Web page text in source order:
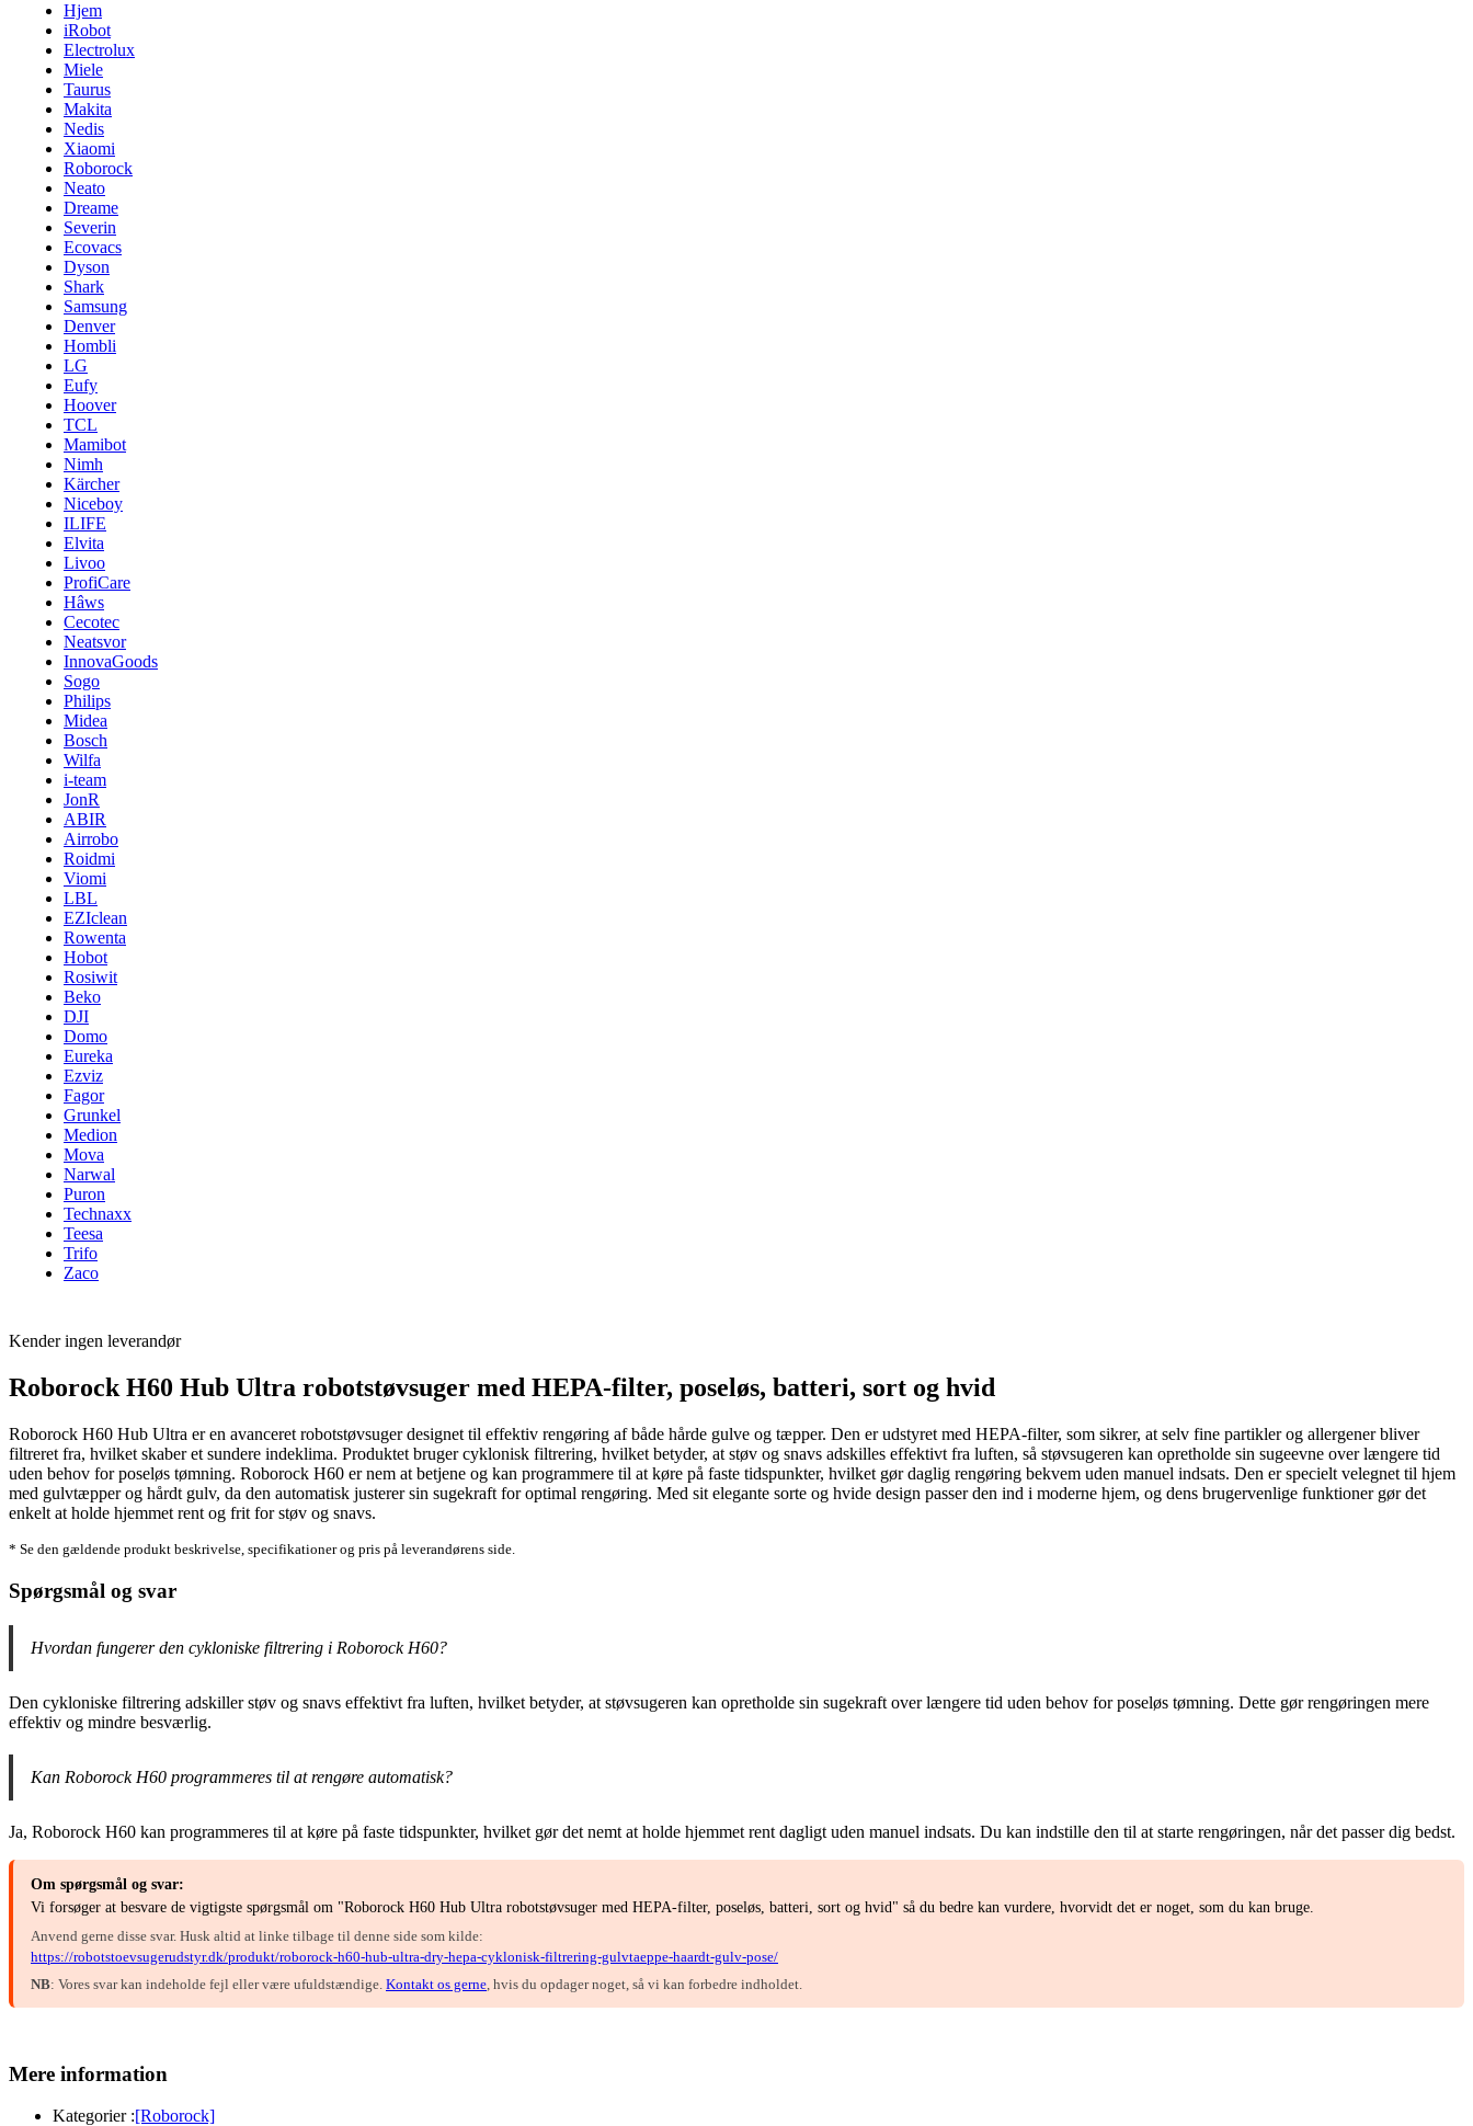
Hjem
iRobot
Electrolux
Miele
Taurus
Makita
Nedis
Xiaomi
Roborock
Neato
Dreame
Severin
Ecovacs
Dyson
Shark
Samsung
Denver
Hombli
LG
Eufy
Hoover
TCL
Mamibot
Nimh
Kärcher
Niceboy
ILIFE
Elvita
Livoo
ProfiCare
Hâws
Cecotec
Neatsvor
InnovaGoods
Sogo
Philips
Midea
Bosch
Wilfa
i-team
JonR
ABIR
Airrobo
Roidmi
Viomi
LBL
EZIclean
Rowenta
Hobot
Rosiwit
Beko
DJI
Domo
Eureka
Ezviz
Fagor
Grunkel
Medion
Mova
Narwal
Puron
Technaxx
Teesa
Trifo
Zaco
Kender ingen leverandør
Roborock H60 Hub Ultra robotstøvsuger med HEPA-filter, poseløs, batteri, sort og hvid
Roborock H60 Hub Ultra er en avanceret robotstøvsuger designet til effektiv rengøring af både hårde gulve og tæpper. Den er udstyret med HEPA-filter, som sikrer, at selv fine partikler og allergener bliver
filtreret fra, hvilket skaber et sundere indeklima. Produktet bruger cyklonisk filtrering, hvilket betyder, at støv og snavs adskilles effektivt fra luften, så støvsugeren kan opretholde sin sugeevne over længere tid
uden behov for poseløs tømning. Roborock H60 er nem at betjene og kan programmere til at køre på faste tidspunkter, hvilket gør daglig rengøring bekvem uden manuel indsats. Den er specielt velegnet til hjem
med gulvtæpper og hårdt gulv, da den automatisk justerer sin sugekraft for optimal rengøring. Med sit elegante sorte og hvide design passer den ind i moderne hjem, og dens brugervenlige funktioner gør det
enkelt at holde hjemmet rent og frit for støv og snavs.
* Se den gældende produkt beskrivelse, specifikationer og pris på leverandørens side.
Spørgsmål og svar
Hvordan fungerer den cykloniske filtrering i Roborock H60?
Den cykloniske filtrering adskiller støv og snavs effektivt fra luften, hvilket betyder, at støvsugeren kan opretholde sin sugekraft over længere tid uden behov for poseløs tømning. Dette gør rengøringen mere
effektiv og mindre besværlig.
Kan Roborock H60 programmeres til at rengøre automatisk?
Ja, Roborock H60 kan programmeres til at køre på faste tidspunkter, hvilket gør det nemt at holde hjemmet rent dagligt uden manuel indsats. Du kan indstille den til at starte rengøringen, når det passer dig bedst.
Om spørgsmål og svar:
Vi forsøger at besvare de vigtigste spørgsmål om "Roborock H60 Hub Ultra robotstøvsuger med HEPA-filter, poseløs, batteri, sort og hvid" så du bedre kan vurdere, hvorvidt det er noget, som du kan bruge.
Anvend gerne disse svar. Husk altid at linke tilbage til denne side som kilde:
https://robotstoevsugerudstyr.dk/produkt/roborock-h60-hub-ultra-dry-hepa-cyklonisk-filtrering-gulvtaeppe-haardt-gulv-pose/
NB: Vores svar kan indeholde fejl eller være ufuldstændige. Kontakt os gerne , hvis du opdager noget, så vi kan forbedre indholdet.
Mere information
Kategorier :[Roborock]